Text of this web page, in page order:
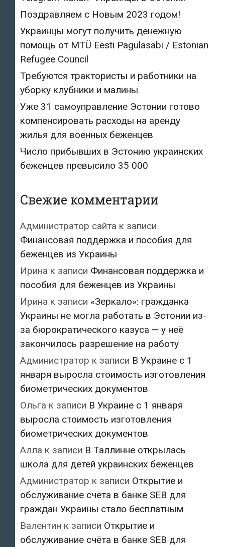
Поздравляем с Новым 2023 годом!
Украинцы могут получить денежную
помощь от MTÜ Eesti Pagulasabi / Estonian
Refugee Council
Требуются трактористы и работники на
уборку клубники и малины
Уже 31 самоуправление Эстонии готово
компенсировать расходы на аренду
жилья для военных беженцев
Число прибывших в Эстонию украинских
беженцев превысило 35 000
Свежие комментарии
Администратор сайта к записи
Финансовая поддержка и пособия для
беженцев из Украины
Ирина к записи Финансовая поддержка и
пособия для беженцев из Украины
Ирина к записи «Зеркало»: гражданка
Украины не могла работать в Эстонии из-
за бюрократического казуса — у неё
закончилось разрешение на работу
Администратор к записи В Украине с 1
января выросла стоимость изготовления
биометрических документов
Ольга к записи В Украине с 1 января
выросла стоимость изготовления
биометрических документов
Алла к записи В Таллинне открылась
школа для детей украинских беженцев
Администратор к записи Открытие и
обслуживание счёта в банке SEB для
граждан Украины стало бесплатным
Валентин к записи Открытие и
обслуживание счёта в банке SEB для